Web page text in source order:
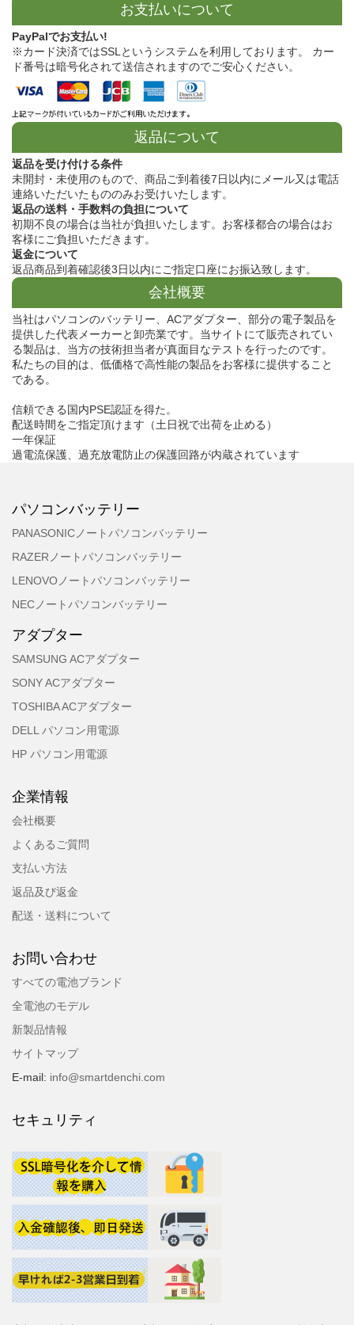
お支払いについて
PayPalでお支払い!
※カード決済ではSSLというシステムを利用しております。 カー
ド番号は暗号化されて送信されますのでご安心ください。
返品について
返品を受け付ける条件
未開封・未使用のもので、商品ご到着後7日以内にメール又は電話
連絡いただいたもののみお受けいたします。
返品の送料・手数料の負担について
初期不良の場合は当社が負担いたします。お客様都合の場合はお
客様にご負担いただきます。
返金について
返品商品到着確認後3日以内にご指定口座にお振込致します。
会社概要
当社はパソコンのバッテリー、ACアダプター、部分の電子製品を
提供した代表メーカーと卸売業です。当サイトにて販売されてい
る製品は、当方の技術担当者が真面目なテストを行ったのです。
私たちの目的は、低価格で高性能の製品をお客様に提供すること
である。
信頼できる国内PSE認証を得た。
配送時間をご指定頂けます（土日祝で出荷を止める）
一年保証
過電流保護、過充放電防止の保護回路が内蔵されています
パソコンバッテリー
PANASONICノートパソコンバッテリー
RAZERノートパソコンバッテリー
LENOVOノートパソコンバッテリー
NECノートパソコンバッテリー
アダプター
SAMSUNG ACアダプター
SONY ACアダプター
TOSHIBA ACアダプター
DELL パソコン用電源
HP パソコン用電源
企業情報
会社概要
よくあるご質問
支払い方法
返品及び返金
配送・送料について
お問い合わせ
すべての電池ブランド
全電池のモデル
新製品情報
サイトマップ
E-mail: info@smartdenchi.com
セキュリティ